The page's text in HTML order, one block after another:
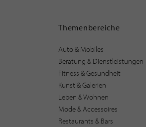
Themenbereiche
Auto & Mobiles
Beratung & Dienstleistungen
Fitness & Gesundheit
Kunst & Galerien
Leben & Wohnen
Mode & Accessoires
Restaurants & Bars